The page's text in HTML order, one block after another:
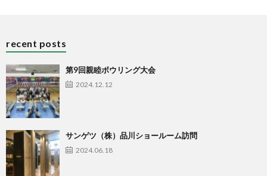
recent posts
第9回親睦ボウリング大会
2024.12.12
サンゲツ（株）品川ショールーム訪問
2024.06.18